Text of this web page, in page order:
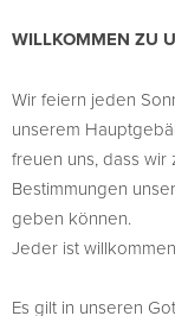
WILLKOMMEN ZU
Wir feiern jeden
unserem
freuen uns,dass wir
Bestimmungen
geben können.
Jeder ist
Es gilt in unseren